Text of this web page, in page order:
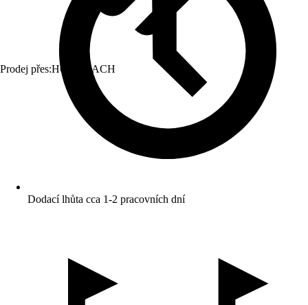
Prodej přes:HORNBACH
Dodací lhůta cca 1-2 pracovních dní